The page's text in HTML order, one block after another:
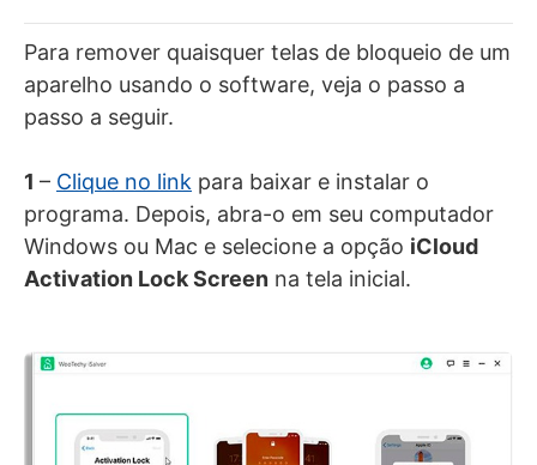
Para remover quaisquer telas de bloqueio de um
aparelho usando o software, veja o passo a
passo a seguir.
1 – Clique no link para baixar e instalar o
programa. Depois, abra-o em seu computador
Windows ou Mac e selecione a opção iCloud
Activation Lock Screen na tela inicial.